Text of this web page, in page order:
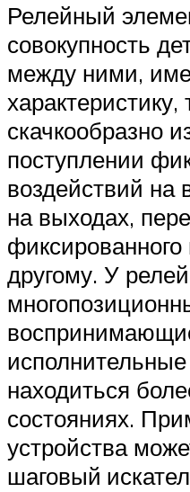
Релейный
совокупность
между ними,
характеристику,
скачкообразно
поступлении
воздействий на
на выходах,
фиксированного
другому. У
находиться
состояниях.
устройства
шаговый